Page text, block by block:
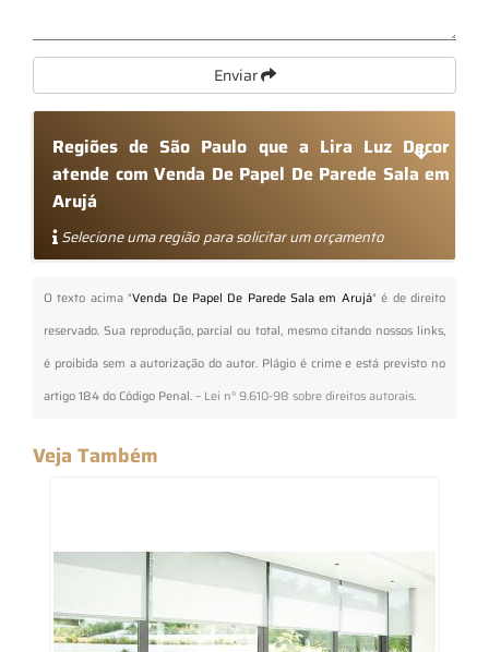
Enviar
Regiões de São Paulo que a Lira Luz Decor
atende com Venda De Papel De Parede Sala em
Arujá
Selecione uma região para solicitar um orçamento
O texto acima "Venda De Papel De Parede Sala em Arujá" é de direito
reservado. Sua reprodução, parcial ou total, mesmo citando nossos links,
é proibida sem a autorização do autor. Plágio é crime e está previsto no
artigo 184 do Código Penal. – Lei n° 9.610-98 sobre direitos autorais.
Veja Também